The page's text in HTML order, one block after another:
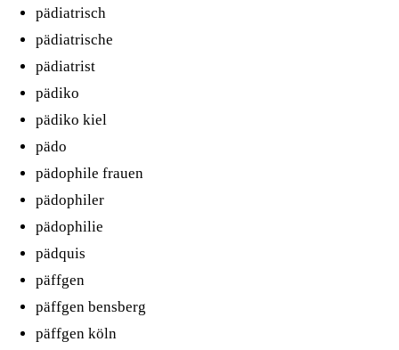
pädiatrisch
pädiatrische
pädiatrist
pädiko
pädiko kiel
pädo
pädophile frauen
pädophiler
pädophilie
pädquis
päffgen
päffgen bensberg
päffgen köln